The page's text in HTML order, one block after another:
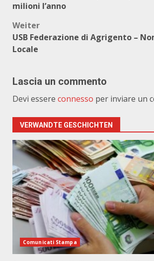
milioni l’anno
Weiter
USB Federazione di Agrigento –
Locale
Lascia un commento
Devi essere connesso per inviare un
VERWANDTE GESCHICHTEN
Comunicati Stampa